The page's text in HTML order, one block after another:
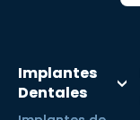
Implantes
Dentales